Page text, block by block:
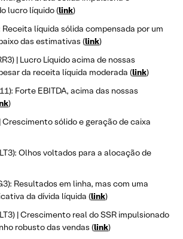
lucro líquido (link)
Receita líquida sólida compensada por um
das estimativas (link)
| Lucro Líquido acima de nossas
da receita líquida moderada (link)
Forte EBITDA, acima das nossas
)
Crescimento sólido e geração de caixa
Olhos voltados para a alocação de
Resultados em linha, mas com uma
da dívida líquida (link)
| Crescimento real do SSR impulsionado
robusto das vendas (link)